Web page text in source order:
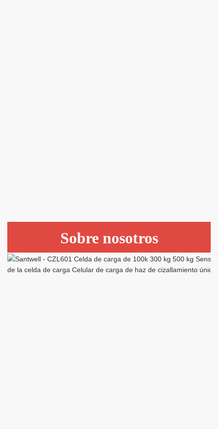
Sobre nosotros